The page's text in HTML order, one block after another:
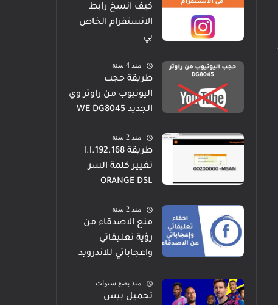
كيف انسخ رابط
الانستقرام الخاص
بي
منذ 4 سنة
طريقة حجب
اليوتيوب من راوتر وي
الجديد WE DG8045
منذ 2 سنة
طريقة 192.168.l.l
تغيير كلمة السر
ORANGE DSL
منذ 2 سنة
منع الاصدقاء من
رؤية تعليقاتي
واعجاباتي للاندرويد
منذ بضع سنوات
تحميل بيس